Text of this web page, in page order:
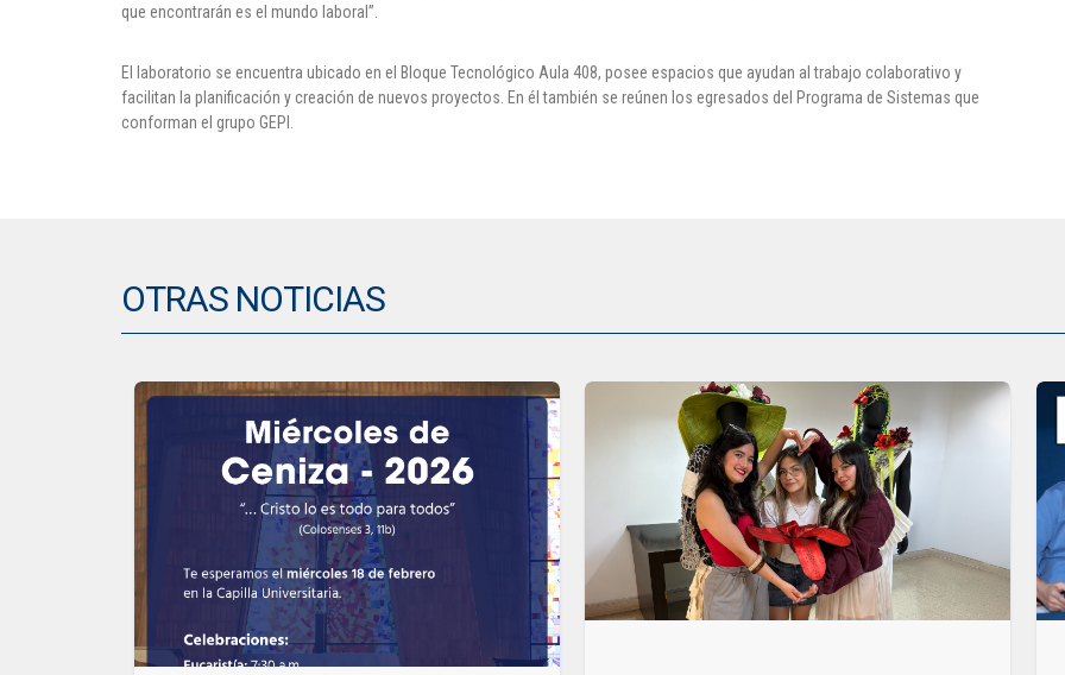
que encontrarán es el mundo laboral”.
El laboratorio se encuentra ubicado en el Bloque Tecnológico Aula 408, posee espacios que ayudan al trabajo colaborativo y
facilitan la planificación y creación de nuevos proyectos. En él también se reúnen los egresados del Programa de Sistemas que
conforman el grupo GEPI.
OTRAS NOTICIAS